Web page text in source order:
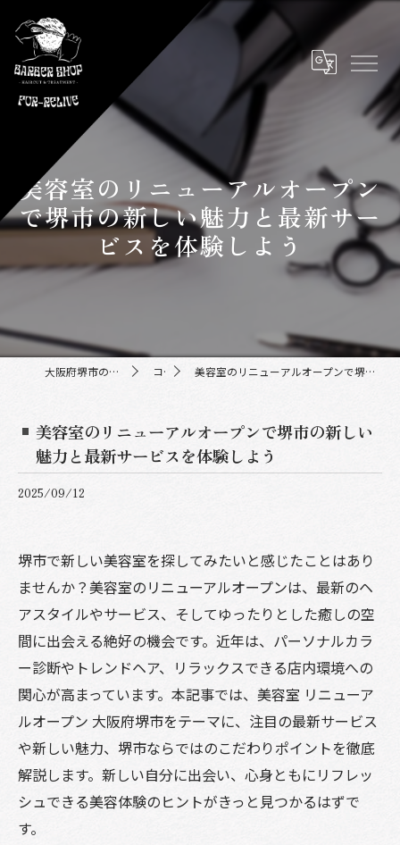
美容室のリニューアルオープン
で堺市の新しい魅力と最新サー
ビスを体験しよう
大阪府堺市の美容室ならFor-Relive コラム 美容室のリニューアルオープンで堺市の新しい魅力と最新サービスを体験しよう
美容室のリニューアルオープンで堺市の新しい
魅力と最新サービスを体験しよう
2025/09/12
堺市で新しい美容室を探してみたいと感じたことはあり
ませんか？美容室のリニューアルオープンは、最新のヘ
アスタイルやサービス、そしてゆったりとした癒しの空
間に出会える絶好の機会です。近年は、パーソナルカラ
ー診断やトレンドヘア、リラックスできる店内環境への
関心が高まっています。本記事では、美容室 リニューア
ルオープン 大阪府堺市をテーマに、注目の最新サービス
や新しい魅力、堺市ならではのこだわりポイントを徹底
解説します。新しい自分に出会い、心身ともにリフレッ
シュできる美容体験のヒントがきっと見つかるはずで
す。